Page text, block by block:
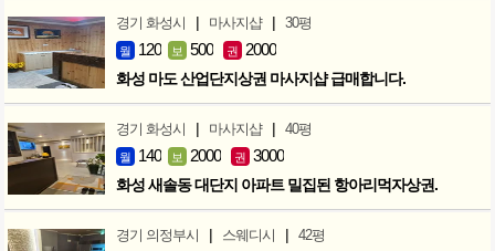
경기 화성시 | 마사지샵 | 30평
월 120 보 500 권 2000
화성 마도 산업단지상권 마사지샵 급매합니다.
경기 화성시 | 마사지샵 | 40평
월 140 보 2000 권 3000
화성 새솔동 대단지 아파트 밀집된 항아리먹자상권.
경기 의정부시 | 스웨디시 | 42평